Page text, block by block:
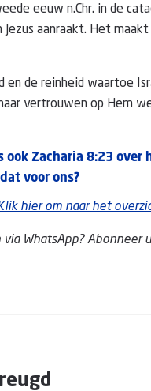
eeuw n.Chr. in de
aanraakt. Het
en de reinheid waartoe
vertrouwen op Hem
ook Zacharia 8:23
voor ons?
hier om naar het
WhatsApp? Abonneer